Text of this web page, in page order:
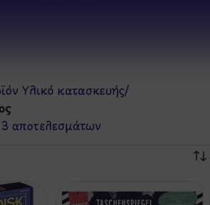
Υλικό κατασκευής/
αποτελεσμάτων